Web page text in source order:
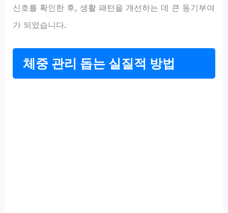
신호를 확인한 후, 생활 패턴을 개선하는 데 큰 동기부여
가 되었습니다.
체중 관리 돕는 실질적 방법